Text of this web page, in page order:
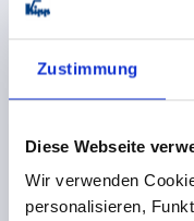
Zustimmung
Diese Webseite
Wir verwenden
personalisieren,